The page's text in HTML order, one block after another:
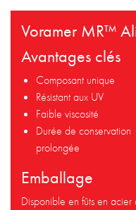
Voramer MR™
Avantages clés
Composant unique
Résistant aux UV
Faible viscosité
Durée de conservation
prolongée
Emballage
Disponible en fûts en